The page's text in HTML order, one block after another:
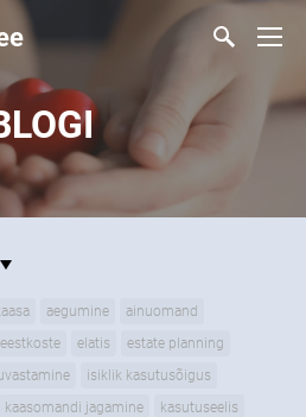
aegumine
ainuomand
eestkoste elatis
estate planning
isiklik kasutusõigus
kaasomandi jagamine
kasutuseelis